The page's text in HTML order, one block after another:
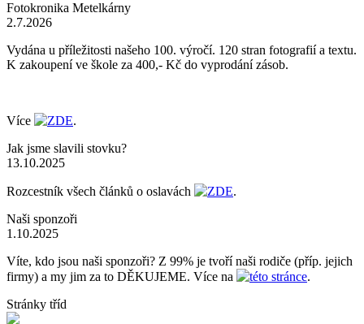
Fotokronika Metelkárny
2.7.2026
Vydána u příležitosti našeho 100. výročí. 120 stran fotografií a textu.
K zakoupení ve škole za 400,- Kč do vyprodání zásob.
Více ZDE.
Jak jsme slavili stovku?
13.10.2025
Rozcestník všech článků o oslavách ZDE.
Naši sponzoři
1.10.2025
Víte, kdo jsou naši sponzoři? Z 99% je tvoří naši rodiče (příp. jejich
firmy) a my jim za to DĚKUJEME. Více na
této stránce.
Stránky tříd